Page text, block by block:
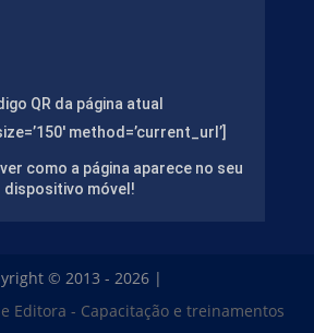
QR da página atual
method=’current_url’]
como a página aparece no seu
dispositivo móvel!
© 2013 - 2026 |
Editora - Capacitação e treinamentos